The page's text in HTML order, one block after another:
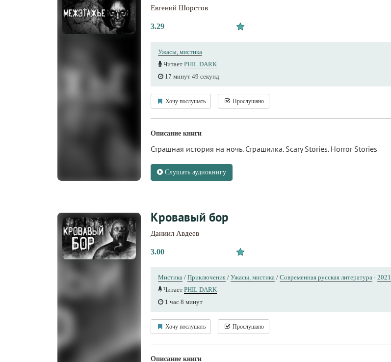
Евгений Шорстов
3.29
Ужасы, мистика
Читает PHIL DARK
17 минут 49 секунд
Хочу послушать Прослушано
Описание книги
Страшная история на ночь. Страшилка. Scary Stories. Horror Stories
Слушать аудиокнигу
Кровавый бор
Даниил Авдеев
3.00
Мистика / Приключения / Ужасы, мистика / Современная русская литература · 2021
Читает PHIL DARK
1 час 8 минут
Хочу послушать Прослушано
Описание книги